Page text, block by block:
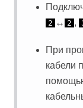
2 ↔ 2 ,
При
кабели